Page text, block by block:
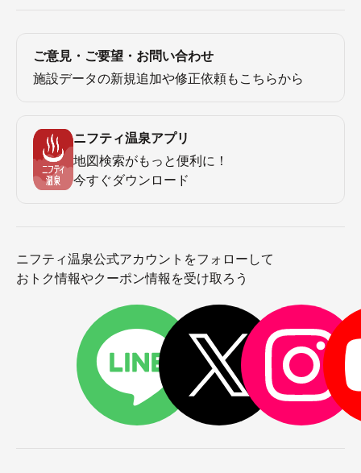
ご意見・ご要望・お問い合わせ
施設データの新規追加や修正依頼もこちらから
ニフティ温泉アプリ
地図検索がもっと便利に！
今すぐダウンロード
ニフティ温泉公式アカウントをフォローして
おトク情報やクーポン情報を受け取ろう